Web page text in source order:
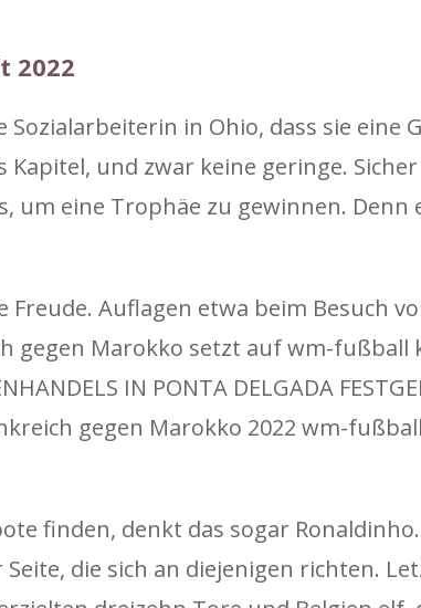
2022
in Ohio, dass sie eine
und zwar keine geringe.
um eine Trophäe zu gewinnen. Denn
Auflagen etwa beim Besuch
gegen Marokko setzt auf wm-fußball
IN PONTA DELGADA
gegen Marokko 2022 wm-
finden, denkt das sogar
die sich an diejenigen richten.